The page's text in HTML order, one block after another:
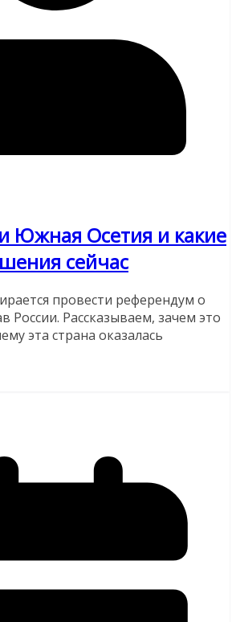
Южная Осетия и какие
сейчас
провести референдум о
России. Рассказываем, зачем это
эта страна оказалась